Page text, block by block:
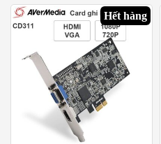
Hết hàng